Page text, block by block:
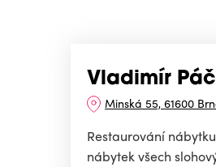
Vladimír Páč
Minská 55, 61600
Restaurování
nábytek všech